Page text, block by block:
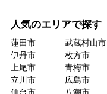
人気のエリアで探す
蓮田市
武蔵村山市
伊丹市
枚方市
上尾市
青梅市
立川市
広島市
仙台市
八潮市